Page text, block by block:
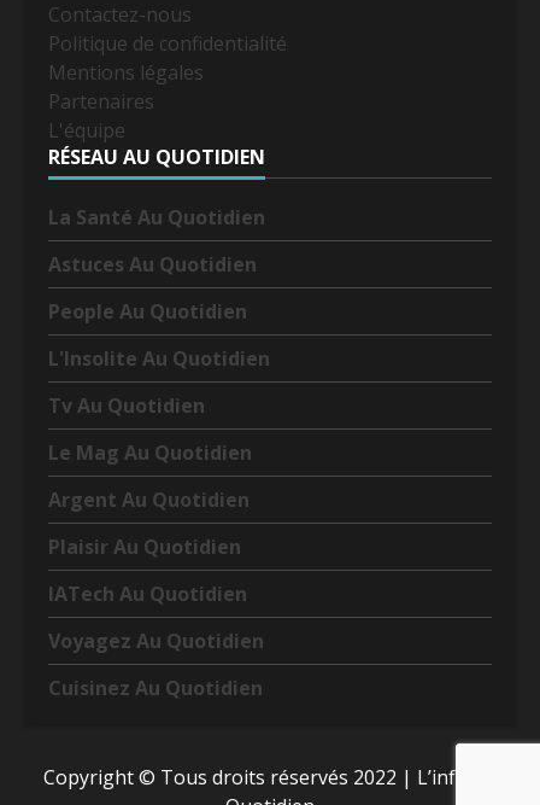
Contactez-nous
Politique de confidentialité
Mentions légales
Partenaires
L'équipe
RÉSEAU AU QUOTIDIEN
La Santé Au Quotidien
Astuces Au Quotidien
People Au Quotidien
L'Insolite Au Quotidien
Tv Au Quotidien
Le Mag Au Quotidien
Argent Au Quotidien
Plaisir Au Quotidien
IATech Au Quotidien
Voyagez Au Quotidien
Cuisinez Au Quotidien
Copyright © Tous droits réservés 2022 | L’info Au